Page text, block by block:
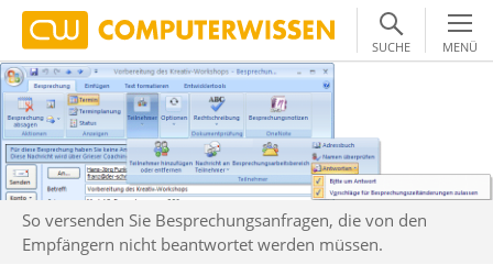
SUCHE MENÜ
So versenden Sie Besprechungsanfragen, die von den
Empfängern nicht beantwortet werden müssen.